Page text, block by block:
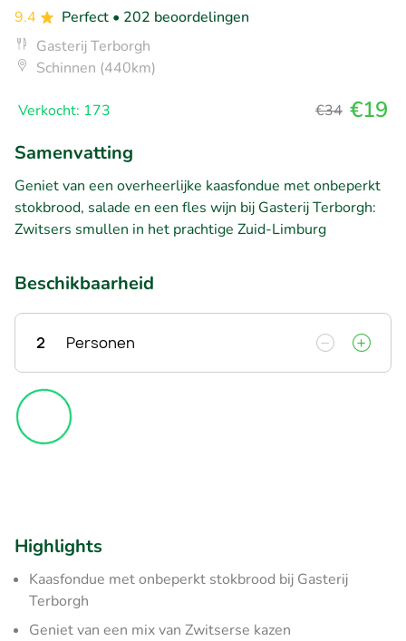
9.4 Perfect • 202 beoordelingen
Gasterij Terborgh
Schinnen (440km)
Verkocht: 173 €34 €19
Samenvatting
Geniet van een overheerlijke kaasfondue met onbeperkt
stokbrood, salade en een fles wijn bij Gasterij Terborgh:
Zwitsers smullen in het prachtige Zuid-Limburg
Beschikbaarheid
2 Personen
Highlights
Kaasfondue met onbeperkt stokbrood bij Gasterij
Terborgh
Geniet van een mix van Zwitserse kazen